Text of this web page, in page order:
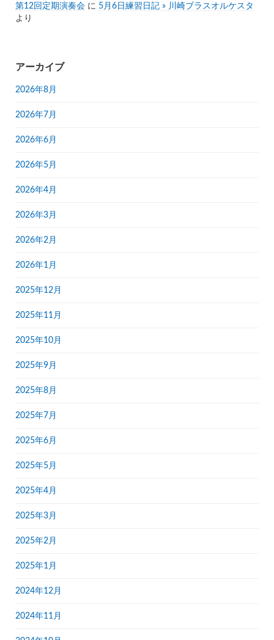
第12回定期演奏会 に 5月6日練習日記 » 川崎ブラスオルケスタ
より
アーカイブ
2026年8月
2026年7月
2026年6月
2026年5月
2026年4月
2026年3月
2026年2月
2026年1月
2025年12月
2025年11月
2025年10月
2025年9月
2025年8月
2025年7月
2025年6月
2025年5月
2025年4月
2025年3月
2025年2月
2025年1月
2024年12月
2024年11月